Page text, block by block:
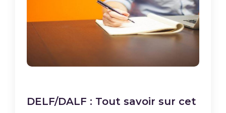
DELF/DALF : Tout savoir sur cet